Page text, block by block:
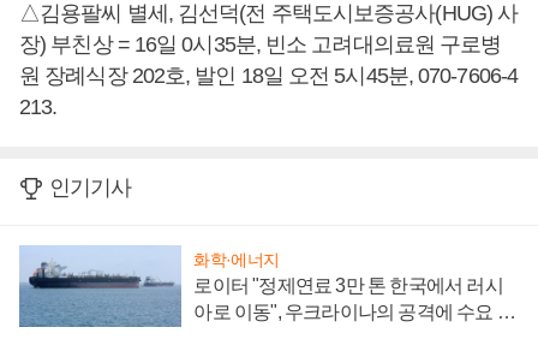
△김용팔씨 별세, 김선덕(전 주택도시보증공사(HUG) 사
장) 부친상 = 16일 0시35분, 빈소 고려대의료원 구로병
원 장례식장 202호, 발인 18일 오전 5시45분, 070-7606-4
213.
인기기사
화학·에너지
로이터 "정제연료 3만 톤 한국에서 러시
아로 이동", 우크라이나의 공격에 수요 늘